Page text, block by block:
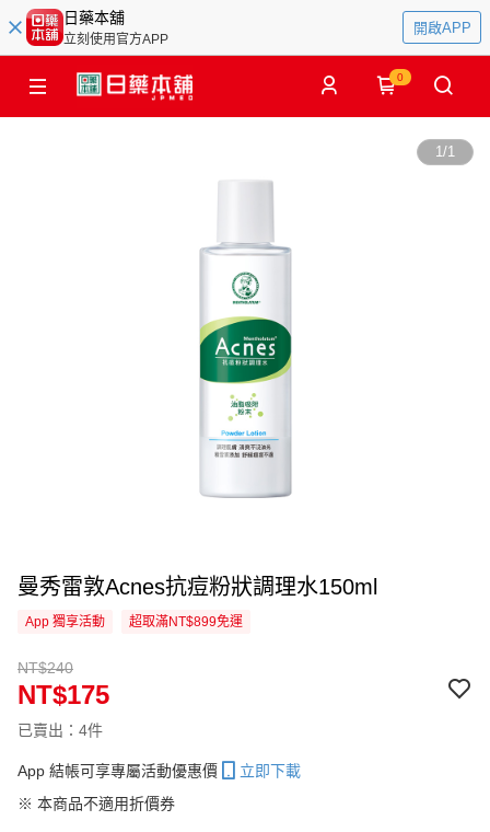
日藥本舖
立刻使用官方APP
開啟APP
0
1/1
曼秀雷敦Acnes抗痘粉狀調理水150ml
App 獨享活動 超取滿NT$899免運
NT$240
NT$175
已賣出：4件
App 結帳可享專屬活動優惠價
立即下載
※ 本商品不適用折價券